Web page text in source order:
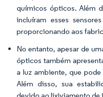
químicos ópticos. Além
incluíram esses
proporcionando aos
No entanto, apesar de
ópticos também
a luz ambiente, que
Além disso, sua